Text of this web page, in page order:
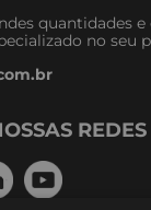
quantidades e
no seu